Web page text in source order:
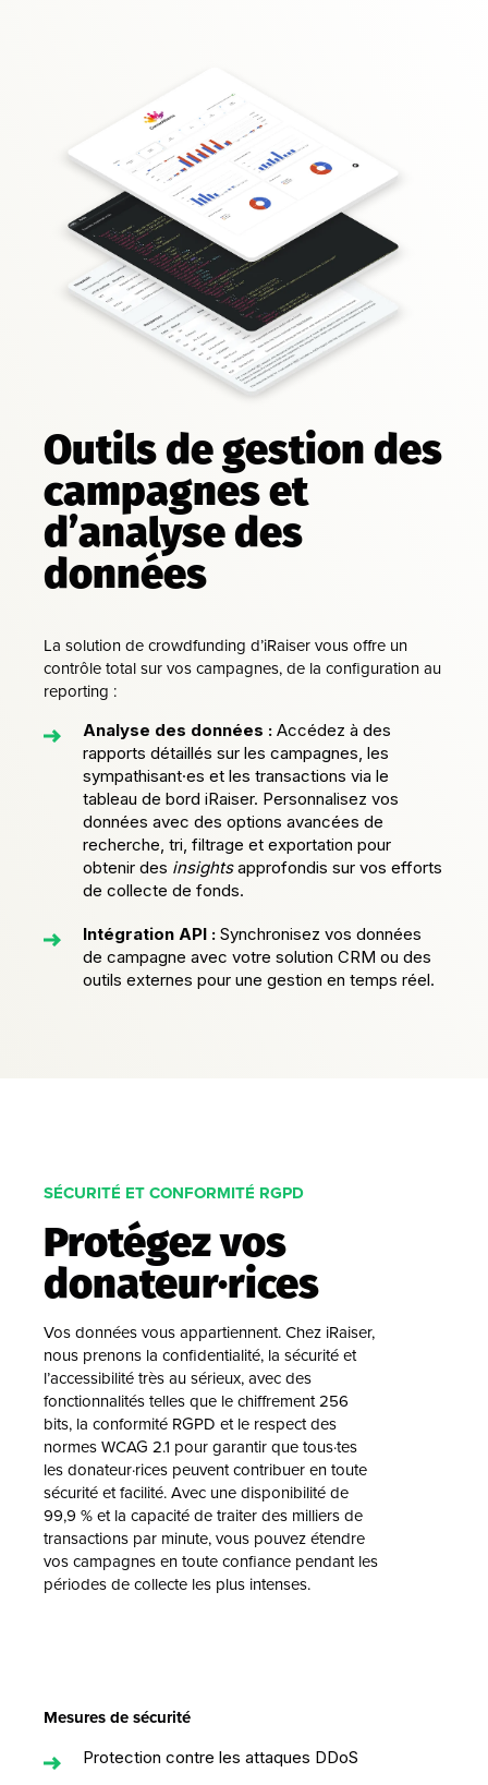
Outils de gestion des
campagnes et
d’analyse des
données
La solution de crowdfunding d’iRaiser vous offre un
contrôle total sur vos campagnes, de la configuration au
reporting :
Analyse des données : Accédez à des
rapports détaillés sur les campagnes, les
sympathisant·es et les transactions via le
tableau de bord iRaiser. Personnalisez vos
données avec des options avancées de
recherche, tri, filtrage et exportation pour
obtenir des insightsapprofondis sur vos efforts
de collecte de fonds.
Intégration API : Synchronisez vos données
de campagne avec votre solution CRM ou des
outils externes pour une gestion en temps réel.
SÉCURITÉ ET CONFORMITÉ RGPD
Protégez vos
donateur·rices
Vos données vous appartiennent. Chez iRaiser,
nous prenons la confidentialité, la sécurité et
l’accessibilité très au sérieux, avec des
fonctionnalités telles que le chiffrement 256
bits, la conformité RGPD et le respect des
normes WCAG 2.1 pour garantir que tous·tes
les donateur·rices peuvent contribuer en toute
sécurité et facilité. Avec une disponibilité de
99,9 % et la capacité de traiter des milliers de
transactions par minute, vous pouvez étendre
vos campagnes en toute confiance pendant les
périodes de collecte les plus intenses.
Mesures de sécurité
Protection contre les attaques DDoS